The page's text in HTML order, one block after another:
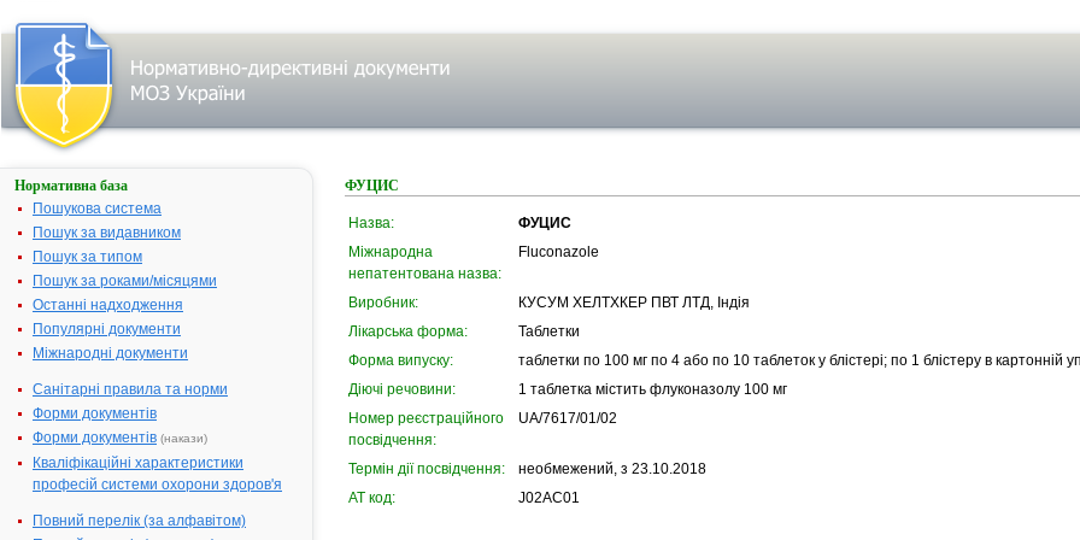
Нормативна база
Пошукова система
Пошук за видавником
Пошук за типом
Пошук за роками/місяцями
Останні надходження
Популярні документи
Міжнародні документи
Санітарні правила та норми
Форми документів
Форми документів (накази)
Кваліфікаційні характеристики
професій системи охорони здоров'я
Повний перелік (за алфавітом)
ФУЦИС
Назва:
ФУЦИС
Міжнародна
непатентована назва:
Fluconazole
Виробник:
КУСУМ ХЕЛТХКЕР ПВТ ЛТД, Індія
Лікарська форма:
Таблетки
Форма випуску:
таблетки по 100 мг по 4 або по 10 таблеток у блістері; по 1 блістеру в картонній
Діючі речовини:
1 таблетка містить флуконазолу 100 мг
Номер реєстраційного
посвідчення:
UA/7617/01/02
Термін дії посвідчення:
необмежений, з 23.10.2018
АТ код:
J02AC01